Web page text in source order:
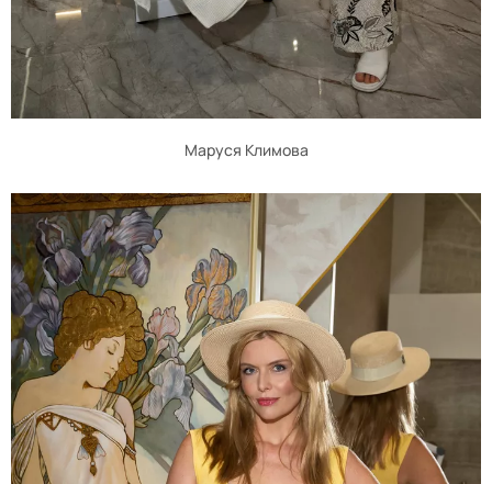
Маруся Климова